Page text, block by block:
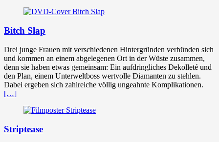
Bitch Slap
Drei junge Frauen mit verschiedenen Hintergründen verbünden sich
und kommen an einem abgelegenen Ort in der Wüste zusammen,
denn sie haben etwas gemeinsam: Ein aufdringliches Dekolleté und
den Plan, einem Unterweltboss wertvolle Diamanten zu stehlen.
Dabei ergeben sich zahlreiche völlig ungeahnte Komplikationen.
[…]
Striptease